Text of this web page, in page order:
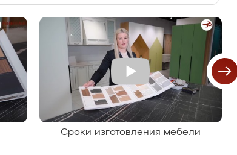
Сроки изготовления мебели